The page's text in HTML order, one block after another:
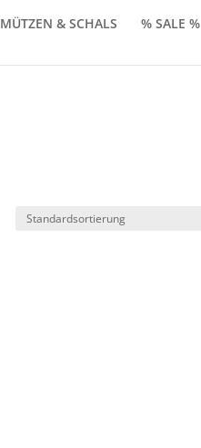
MÜTZEN & SCHALS % SALE %